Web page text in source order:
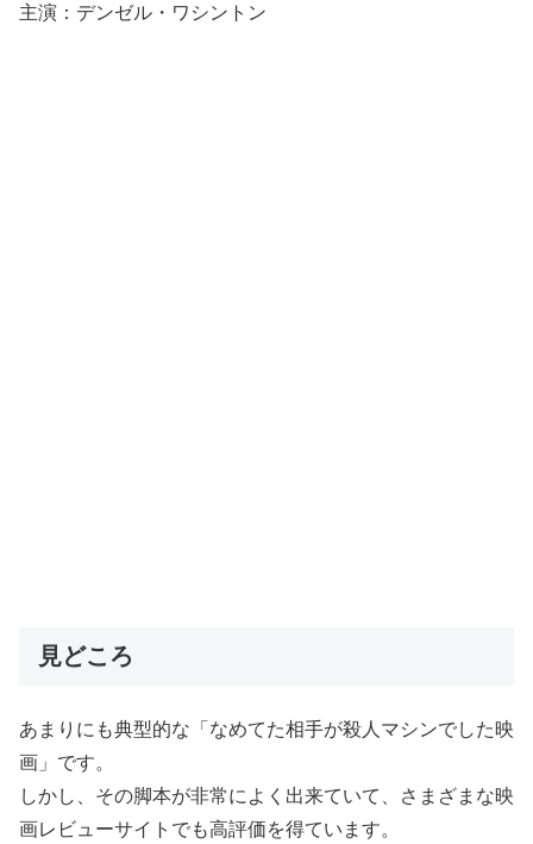
主演：デンゼル・ワシントン
見どころ
あまりにも典型的な「なめてた相手が殺人マシンでした映
画」です。
しかし、その脚本が非常によく出来ていて、さまざまな映
画レビューサイトでも高評価を得ています。